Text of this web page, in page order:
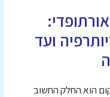
ועד
הוא החלק החשוב